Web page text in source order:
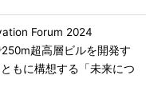
Forum 2024
超高層ビルを開発す
もに構想する「未来につ